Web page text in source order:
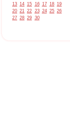
13 14 15 16 17 18 19
20 21 22 23 24 25 26
27 28 29 30